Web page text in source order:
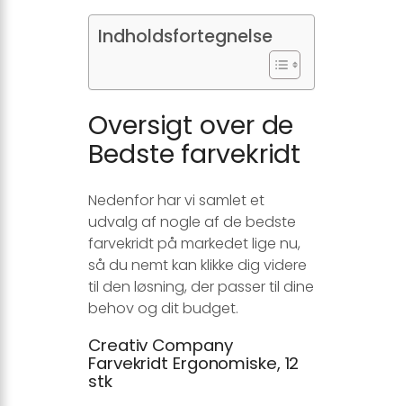
Indholdsfortegnelse
Oversigt over de
Bedste farvekridt
Nedenfor har vi samlet et
udvalg af nogle af de bedste
farvekridt på markedet lige nu,
så du nemt kan klikke dig videre
til den løsning, der passer til dine
behov og dit budget.
Creativ Company
Farvekridt Ergonomiske, 12
stk